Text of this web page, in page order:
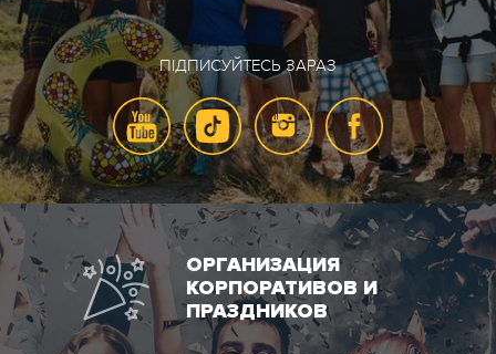
ПІДПИСУЙТЕСЬ ЗАРАЗ
ОРГАНИЗАЦИЯ
КОРПОРАТИВОВ И
ПРАЗДНИКОВ